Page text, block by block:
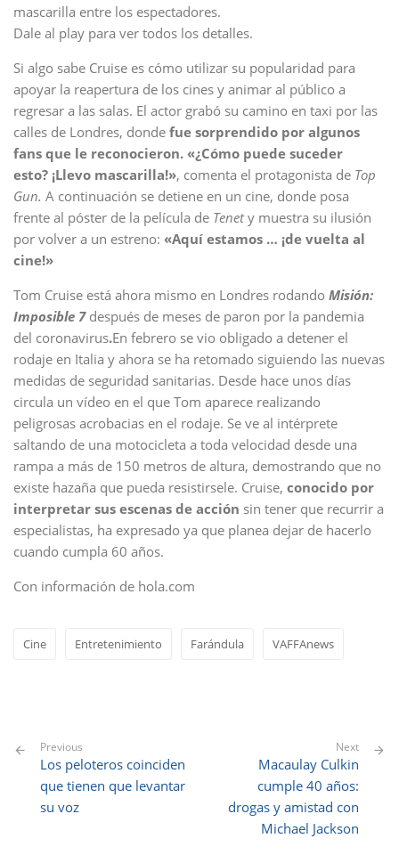
mascarilla entre los espectadores.
Dale al play para ver todos los detalles.
Si algo sabe Cruise es cómo utilizar su popularidad para
apoyar la reapertura de los cines y animar al público a
regresar a las salas. El actor grabó su camino en taxi por las
calles de Londres, donde fue sorprendido por algunos
fans que le reconocieron. «¿Cómo puede suceder
esto? ¡Llevo mascarilla!», comenta el protagonista de Top
Gun. A continuación se detiene en un cine, donde posa
frente al póster de la película de Tenety muestra su ilusión
por volver a un estreno: «Aquí estamos … ¡de vuelta al
cine!»
Tom Cruise está ahora mismo en Londres rodando Misión:
Imposible 7 después de meses de paron por la pandemia
del coronavirus.En febrero se vio obligado a detener el
rodaje en Italia y ahora se ha retomado siguiendo las nuevas
medidas de seguridad sanitarias. Desde hace unos días
circula un vídeo en el que Tom aparece realizando
peligrosas acrobacias en el rodaje. Se ve al intérprete
saltando de una motocicleta a toda velocidad desde una
rampa a más de 150 metros de altura, demostrando que no
existe hazaña que pueda resistirsele. Cruise, conocido por
interpretar sus escenas de acción sin tener que recurrir a
especialistas, ha expresado ya que planea dejar de hacerlo
cuando cumpla 60 años.
Con información de hola.com
Cine Entretenimiento Farándula VAFFAnews
Previous
Los peloteros coinciden
que tienen que levantar
su voz
Next
Macaulay Culkin
cumple 40 años:
drogas y amistad con
Michael Jackson